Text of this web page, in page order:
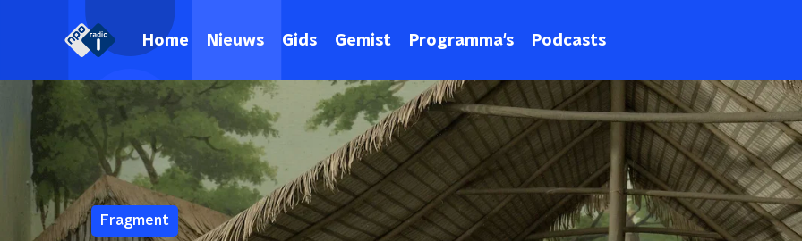
Home Nieuws Gids Gemist Programma's Podcasts
Fragment